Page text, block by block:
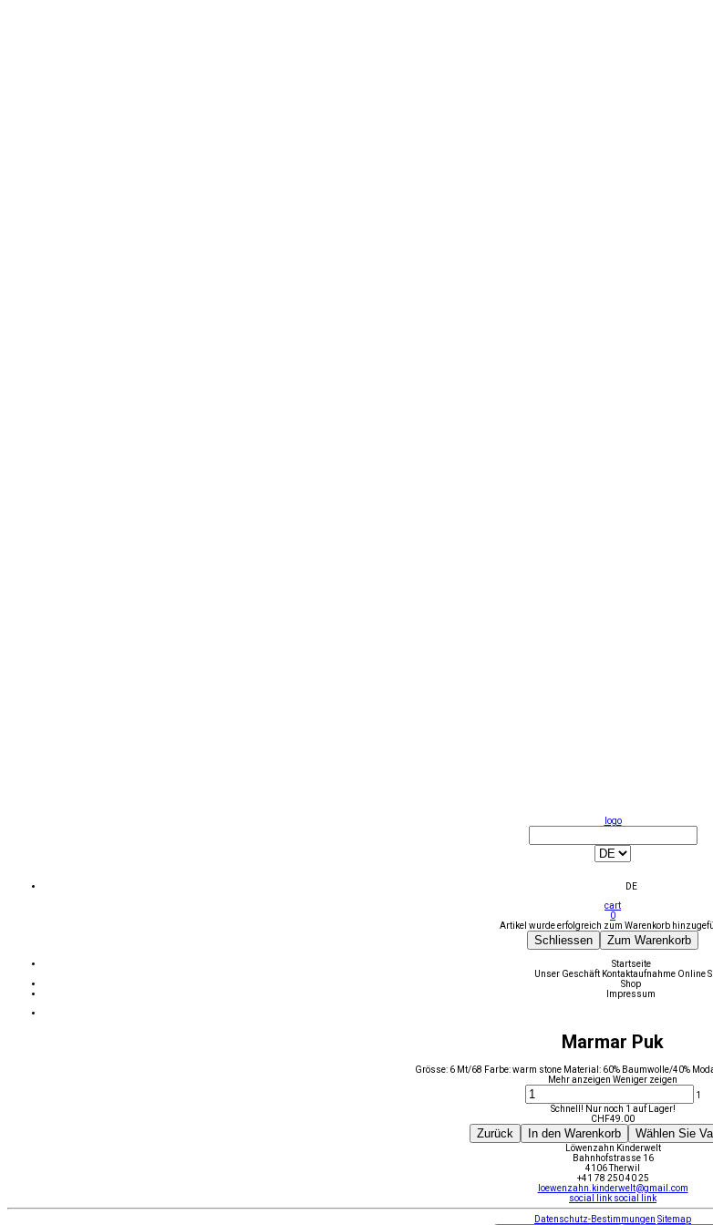
logo
DE
cart
0
Artikel wurde erfolgreich zum Warenkorb
Schliessen Zum Warenkorb
Startseite
Unser Geschäft Kontaktaufnahme Online
Shop
Impressum
Marmar Puk
Grösse: 6 Mt/68 Farbe: warm stone Material: 60% Baumwolle/40%
Mehr anzeigen Weniger zeigen
1
Schnell! Nur noch 1 auf Lager!
CHF49.00
Zurück In den Warenkorb Wählen Sie
Löwenzahn Kinderwelt
Bahnhofstrasse 16
4106 Therwil
+41 78 250 40 25
loewenzahn.kinderwelt@gmail.com
social link social link
Datenschutz-Bestimmungen Sitemap